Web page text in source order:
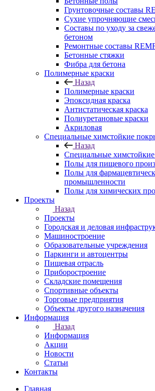
Грунтовочные составы
Сухие упрочняющие
Составы по уходу за
бетоном
Ремонтные составы
Бетонные стяжки
Фибра для бетона
Полимерные краски
Назад
Полимерные краски
Эпоксидная краска
Антистатическая краска
Полиуретановые краски
Акриловая
Специальные химстойкие
Назад
Специальные
Полы для пищевого
Полы для
промышленности
Полы для химических
Проекты
Назад
Проекты
Городская и деловая
Машиностроение
Образовательные учреждения
Паркинги и автоцентры
Пищевая отрасль
Приборостроение
Складские помещения
Спортивные объекты
Торговые предприятия
Объекты другого назначения
Информация
Назад
Информация
Акции
Новости
Статьи
Контакты
Главная